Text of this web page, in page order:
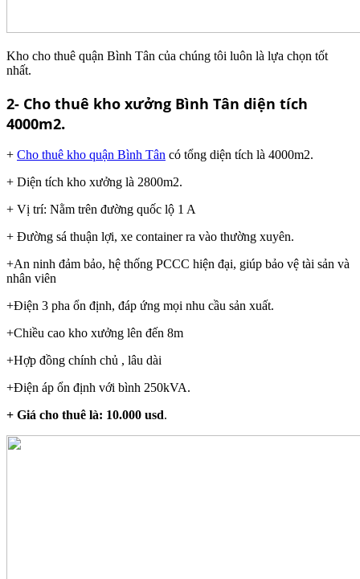
Kho cho thuê quận Bình Tân của chúng tôi luôn là lựa chọn tốt
nhất.
2- Cho thuê kho xưởng Bình Tân diện tích
4000m2.
+ Cho thuê kho quận Bình Tân có tổng diện tích là 4000m2.
+ Diện tích kho xưởng là 2800m2.
+ Vị trí: Nằm trên đường quốc lộ 1 A
+ Đường sá thuận lợi, xe container ra vào thường xuyên.
+An ninh đảm bảo, hệ thống PCCC hiện đại, giúp bảo vệ tài sản và
nhân viên
+Điện 3 pha ổn định, đáp ứng mọi nhu cầu sản xuất.
+Chiều cao kho xưởng lên đến 8m
+Hợp đồng chính chủ , lâu dài
+Điện áp ổn định với bình 250kVA.
+ Giá cho thuê là: 10.000 usd.